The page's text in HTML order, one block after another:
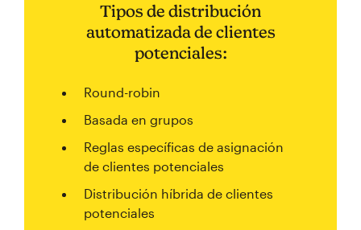
Tipos de distribución
automatizada de clientes
potenciales:
Round-robin
Basada en grupos
Reglas específicas de asignación
de clientes potenciales
Distribución híbrida de clientes
potenciales